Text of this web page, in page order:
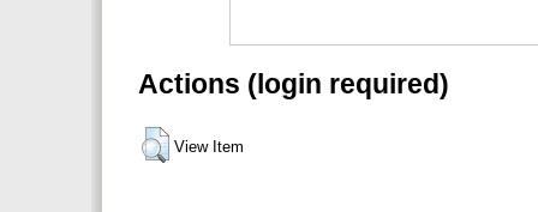
Actions (login required)
View Item